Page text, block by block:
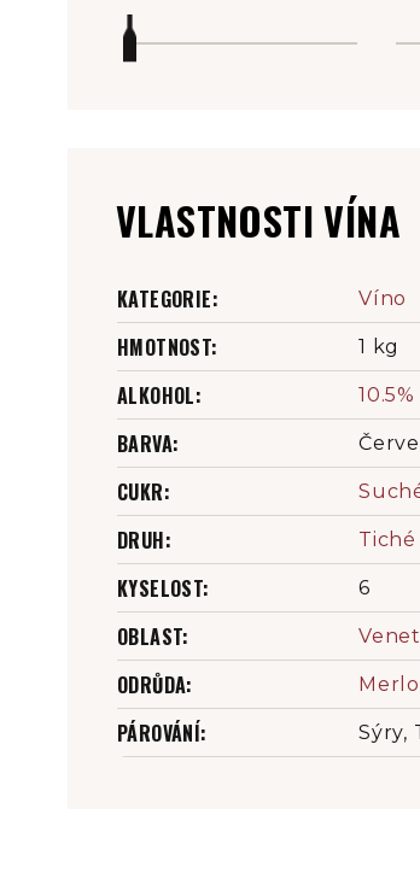
VLASTNOSTI VÍNA
KATEGORIE: Víno
HMOTNOST: 1 kg
ALKOHOL: 10.5%
BARVA:
CUKR:
DRUH: Tiché
KYSELOST: 6
OBLAST:
ODRŮDA:
PÁROVÁNÍ: Sýry,